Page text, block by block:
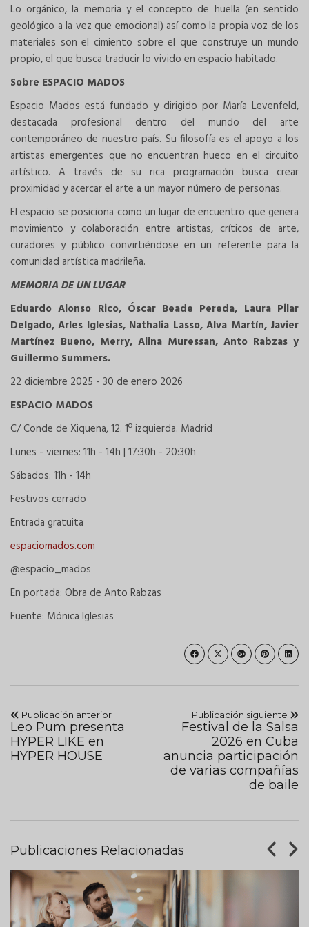
Lo orgánico, la memoria y el concepto de huella (en sentido
geológico a la vez que emocional) así como la propia voz de los
materiales son el cimiento sobre el que construye un mundo
propio, el que busca traducir lo vivido en espacio habitado.
Sobre ESPACIO MADOS
Espacio Mados está fundado y dirigido por María Levenfeld,
destacada profesional dentro del mundo del arte
contemporáneo de nuestro país. Su filosofía es el apoyo a los
artistas emergentes que no encuentran hueco en el circuito
artístico. A través de su rica programación busca crear
proximidad y acercar el arte a un mayor número de personas.
El espacio se posiciona como un lugar de encuentro que genera
movimiento y colaboración entre artistas, críticos de arte,
curadores y público convirtiéndose en un referente para la
comunidad artística madrileña.
MEMORIA DE UN LUGAR
Eduardo Alonso Rico, Óscar Beade Pereda, Laura Pilar
Delgado, Arles Iglesias, Nathalia Lasso, Alva Martín, Javier
Martínez Bueno, Merry, Alina Muressan, Anto Rabzas y
Guillermo Summers.
22 diciembre 2025 - 30 de enero 2026
ESPACIO MADOS
C/ Conde de Xiquena, 12. 1º izquierda. Madrid
Lunes - viernes: 11h - 14h | 17:30h - 20:30h
Sábados: 11h - 14h
Festivos cerrado
Entrada gratuita
espaciomados.com
@espacio_mados
En portada: Obra de Anto Rabzas
Fuente: Mónica Iglesias
Publicación anterior
Leo Pum presenta
HYPER LIKE en
HYPER HOUSE
Publicación siguiente
Festival de la Salsa
2026 en Cuba
anuncia participación
de varias compañías
de baile
Publicaciones Relacionadas